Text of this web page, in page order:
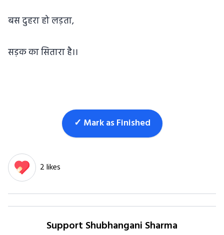
बस दुहरा हो लड़ता,
सड़क का सितारा है।।
✓ Mark as Finished
2 likes
Support Shubhangani Sharma